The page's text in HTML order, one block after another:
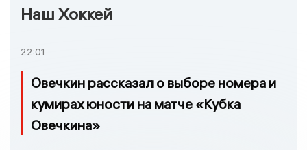
Наш Хоккей
22:01
Овечкин рассказал о выборе номера и
кумирах юности на матче «Кубка
Овечкина»